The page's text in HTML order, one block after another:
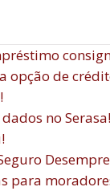
opção de
no
para